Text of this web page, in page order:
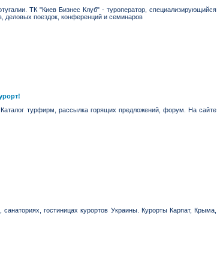
ТК "Киев Бизнес Клуб" - туроператор, специализирующийся
деловых поездок, конференций и семинаров
турфирм, рассылка горящих предложений, форум. На сайте
гостиницах курортов Украины. Курорты Карпат, Крыма,